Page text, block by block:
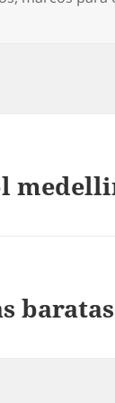
baratas